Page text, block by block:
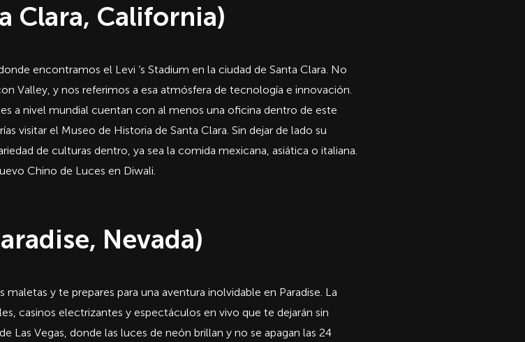
Clara, California)
encontramos el Levi ‘s Stadium en la ciudad de Santa Clara. No
Valley, y nos referimos a esa atmósfera de tecnología e innovación.
a nivel mundial cuentan con al menos una oficina dentro de este
visitar el Museo de Historia de Santa Clara. Sin dejar de lado su
de culturas dentro, ya sea la comida mexicana, asiática o italiana.
Chino de Luces en Diwali.
Nevada)
y te prepares para una aventura inolvidable en Paradise. La
casinos electrizantes y espectáculos en vivo que te dejarán sin
Las Vegas, donde las luces de neón brillan y no se apagan las 24